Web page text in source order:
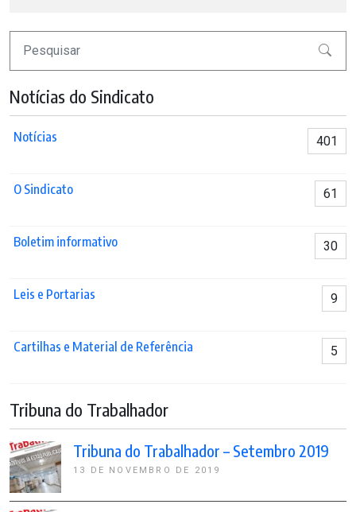
Pesquisar
Notícias do Sindicato
Notícias 401
O Sindicato 61
Boletim informativo 30
Leis e Portarias 9
Cartilhas e Material de Referência 5
Tribuna do Trabalhador
Tribuna do Trabalhador – Setembro 2019
13 DE NOVEMBRO DE 2019